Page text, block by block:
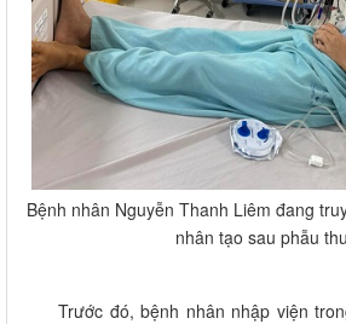
Bệnh nhân Nguyễn Thanh Liêm đang
nhân tạo sau phẫu
Trước đó, bệnh nhân nhập viện